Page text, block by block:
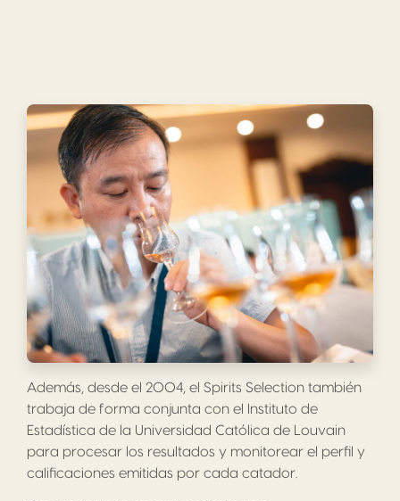
Además, desde el 2004, el Spirits Selection también
trabaja de forma conjunta con el Instituto de
Estadística de la Universidad Católica de Louvain
para procesar los resultados y monitorear el perfil y
calificaciones emitidas por cada catador.